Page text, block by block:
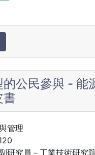
的公民參與 - 能
書
管理
研究員－工業技術研究